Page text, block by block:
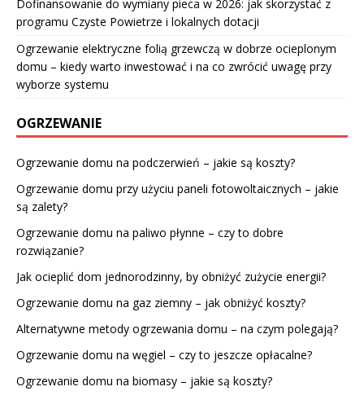
Dofinansowanie do wymiany pieca w 2026: jak skorzystać z
programu Czyste Powietrze i lokalnych dotacji
Ogrzewanie elektryczne folią grzewczą w dobrze ocieplonym
domu – kiedy warto inwestować i na co zwrócić uwagę przy
wyborze systemu
OGRZEWANIE
Ogrzewanie domu na podczerwień – jakie są koszty?
Ogrzewanie domu przy użyciu paneli fotowoltaicznych – jakie
są zalety?
Ogrzewanie domu na paliwo płynne – czy to dobre
rozwiązanie?
Jak ocieplić dom jednorodzinny, by obniżyć zużycie energii?
Ogrzewanie domu na gaz ziemny – jak obniżyć koszty?
Alternatywne metody ogrzewania domu – na czym polegają?
Ogrzewanie domu na węgiel – czy to jeszcze opłacalne?
Ogrzewanie domu na biomasy – jakie są koszty?